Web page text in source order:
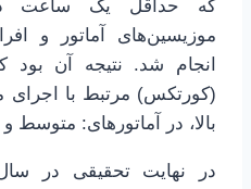
که حداقل یک ساعت
موزیسین‌های آماتور و
انجام شد. نتیجه آن
(کورتکس) مرتبط با اجرای
بالا، در آماتورهای: متوسط و